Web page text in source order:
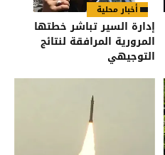
أخبار محلية
إدارة السير تباشر خطتها
المرورية المرافقة لنتائج
التوجيهي